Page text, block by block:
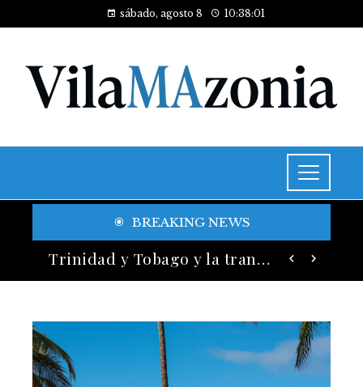
sábado, agosto 8 10:38:03
BREAKING NEWS
Trinidad y Tobago y la transición energética con enfoque en justicia social y desarrollo sostenible